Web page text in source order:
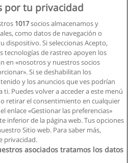
por tu privacidad
1017socios almacenamos y
como datos de navegación o
dispositivo. Si seleccionas Acepto,
tecnologías de rastreo apoyen los
en «nosotros y nuestros socios
Si se deshabilitan los
y los anuncios que ves podrían
ti. Puedes volver a acceder a este menú
retirar el consentimiento en cualquier
enlace «Gestionar las preferencias»
inferior de la página web. Tus opciones
Sitio web. Para saber más,
privacidad.
asociados tratamos los datos